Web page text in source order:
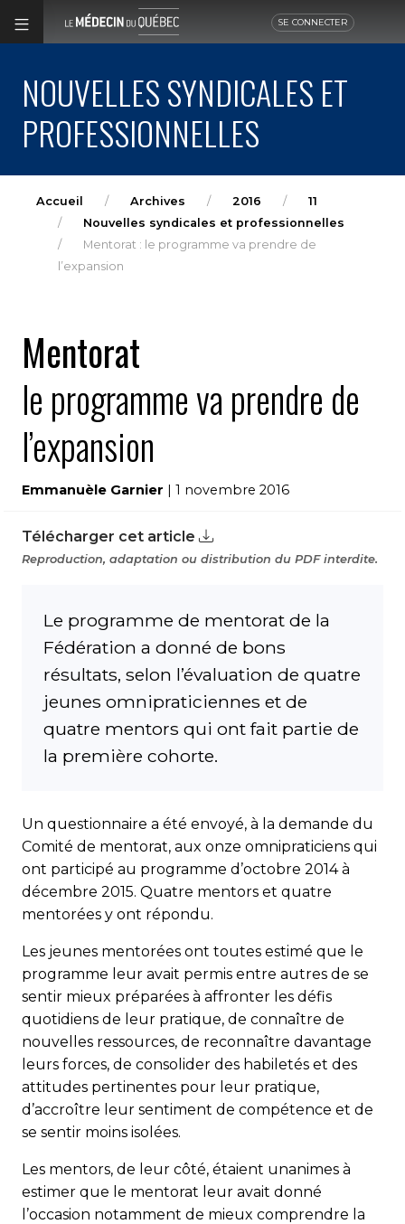
SE CONNECTER
NOUVELLES SYNDICALES ET
PROFESSIONNELLES
Accueil Archives 2016
11
Nouvelles syndicales et professionnelles
Mentorat : le programme va prendre de
l’expansion
Mentorat
le programme va prendre de
l’expansion
Emmanuèle Garnier | 1 novembre 2016
Télécharger cet article
Reproduction, adaptation ou distribution du PDF interdite.
Le programme de mentorat de la
Fédération a donné de bons
résultats, selon l’évaluation de quatre
jeunes omnipraticiennes et de
quatre mentors qui ont fait partie de
la première cohorte.
Un questionnaire a été envoyé, à la demande du
Comité de mentorat, aux onze omnipraticiens qui
ont participé au programme d’octobre 2014 à
décembre 2015. Quatre mentors et quatre
mentorées y ont répondu.
Les jeunes mentorées ont toutes estimé que le
programme leur avait permis entre autres de se
sentir mieux préparées à affronter les défis
quotidiens de leur pratique, de connaître de
nouvelles ressources, de reconnaître davantage
leurs forces, de consolider des habiletés et des
attitudes pertinentes pour leur pratique,
d’accroître leur sentiment de compétence et de
se sentir moins isolées.
Les mentors, de leur côté, étaient unanimes à
estimer que le mentorat leur avait donné
l’occasion notamment de mieux comprendre la